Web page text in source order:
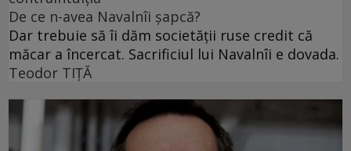
De ce n-avea Navalnîi șapcă?
Dar trebuie să îi dăm societății ruse credit că
măcar a încercat. Sacrificiul lui Navalnîi e dovada.
Teodor TIŢĂ